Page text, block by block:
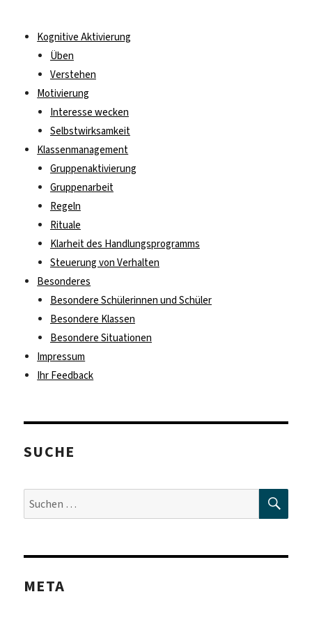
Kognitive Aktivierung
Üben
Verstehen
Motivierung
Interesse wecken
Selbstwirksamkeit
Klassenmanagement
Gruppenaktivierung
Gruppenarbeit
Regeln
Rituale
Klarheit des Handlungsprogramms
Steuerung von Verhalten
Besonderes
Besondere Schülerinnen und Schüler
Besondere Klassen
Besondere Situationen
Impressum
Ihr Feedback
SUCHE
Suche
nach:
META